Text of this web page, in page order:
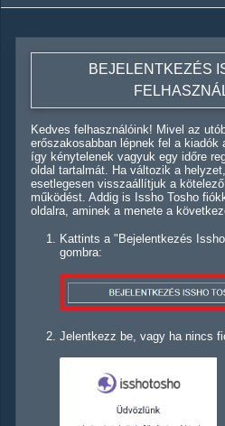
BEJELENTKEZÉS
Kedves felhasználóink! Mivel az
erőszakosabban lépnek fel a kiadók
így kénytelenek vagyuk egy időre
oldal tartalmát. Ha változik a
esetlegesen visszaállítjuk a
működést. Addig is Issho Tosho
oldalra, aminek a menete a
Kattints a "Bejelentkezés
gombra:
Jelentkezz be, vagy ha nincs